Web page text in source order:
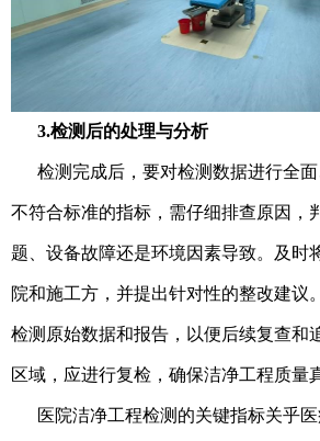
3.检测后的处理与分析
检测完成后，要对检测数据进行全
不符合标准的指标，需仔细排查原因，
题、设备故障还是环境因素导致。及时
院和施工方，并提出针对性的整改建议
检测原始数据和报告，以便后续复查和
区域，应进行复检，确保洁净工程质量
医院洁净工程检测的关键指标关乎